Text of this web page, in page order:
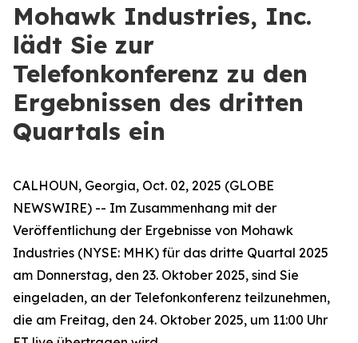
Mohawk Industries, Inc.
lädt Sie zur
Telefonkonferenz zu den
Ergebnissen des dritten
Quartals ein
CALHOUN, Georgia, Oct. 02, 2025 (GLOBE
NEWSWIRE) -- Im Zusammenhang mit der
Veröffentlichung der Ergebnisse von Mohawk
Industries (NYSE: MHK) für das dritte Quartal 2025
am Donnerstag, den 23. Oktober 2025, sind Sie
eingeladen, an der Telefonkonferenz teilzunehmen,
die am Freitag, den 24. Oktober 2025, um 11:00 Uhr